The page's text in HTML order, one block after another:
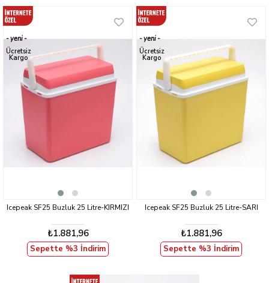
Icepeak SF25 Buzluk 25 Litre-KIRMIZI
₺1.881,96
Sepette %3 İndirim
yeni
ürün
Ücretsiz
Kargo
Icepeak SF25 Buzluk 25 Litre-SARI
₺1.881,96
Sepette %3 İndirim
yeni
ürün
Ücretsiz
Kargo